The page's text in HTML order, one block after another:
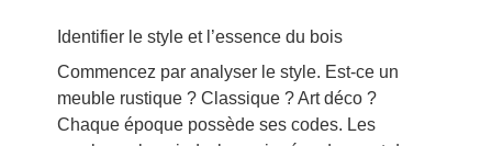
Identifier le style et l’essence du bois
Commencez par analyser le style. Est-ce un
meuble rustique ? Classique ? Art déco ?
Chaque époque possède ses codes. Les